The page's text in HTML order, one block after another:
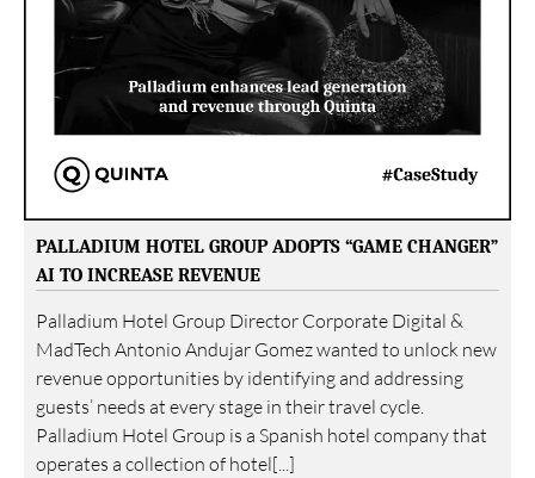
PALLADIUM HOTEL GROUP ADOPTS “GAME CHANGER”
AI TO INCREASE REVENUE
Palladium Hotel Group Director Corporate Digital &
MadTech Antonio Andujar Gomez wanted to unlock new
revenue opportunities by identifying and addressing
guests’ needs at every stage in their travel cycle.
Palladium Hotel Group is a Spanish hotel company that
operates a collection of hotel[...]